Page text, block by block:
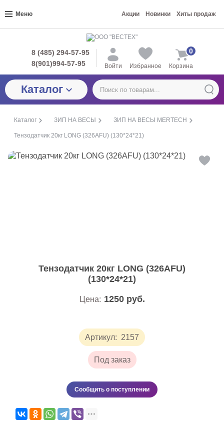
Меню Акции Новинки Хиты продаж
8 (485) 294-57-95
8(901)994-57-95
Войти Избранное Корзина
0
Каталог
Каталог ЗИП НА ВЕСЫ ЗИП НА ВЕСЫ MERTECH
Тензодатчик 20кг LONG (326AFU) (130*24*21)
Тензодатчик 20кг LONG (326AFU)
(130*24*21)
Артикул: 2157
Под заказ
Цена: 1250 руб.
Сообщить о поступлении